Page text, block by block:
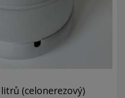
litrů (celonerezový)